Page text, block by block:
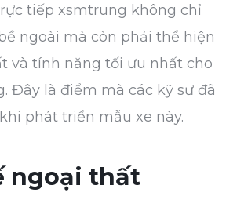
tiếp xsmtrung không chỉ
ngoài mà còn phải thể hiện
và tính năng tối ưu nhất cho
Đây là điểm mà các kỹ sư đã
phát triển mẫu xe này.
ngoại thất